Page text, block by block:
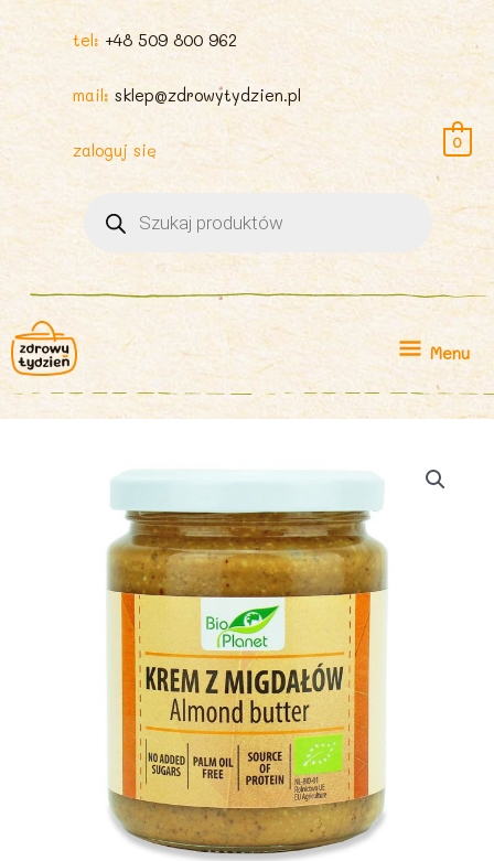
tel: +48 509 800 962
mail: sklep@zdrowytydzien.pl
zaloguj się
produktów
0
Menu
Menu